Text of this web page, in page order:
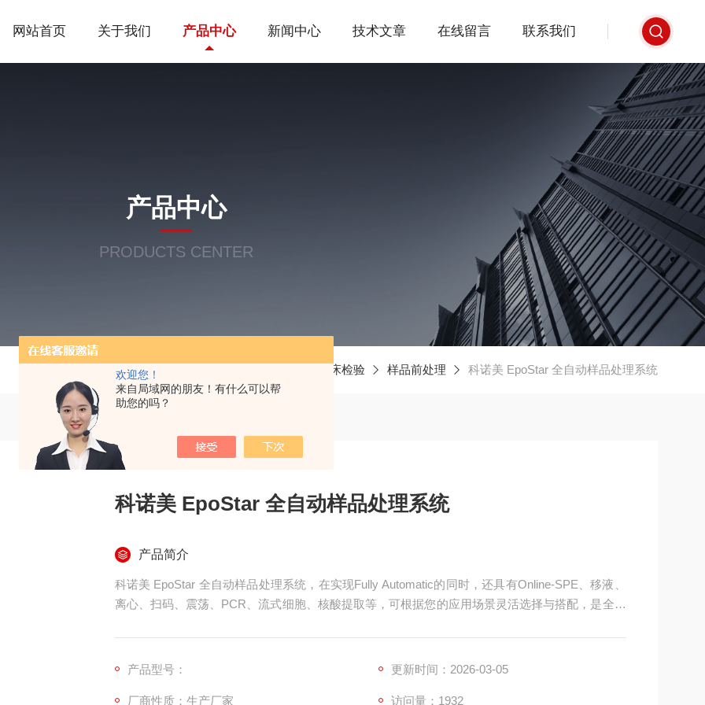
欢迎您！
来自局域网的朋友！有什么可以帮
助您的吗？
网站首页 关于我们 产品中心 新闻中心 技术文章 在线留言 联系我们
产品中心
PRODUCTS CENTER
当前位置：首页 精准医疗与临床检验 样品前处理 科诺美 EpoStar 全自动样品处理系统
科诺美 EpoStar 全自动样品处理系统
产品简介
科诺美 EpoStar 全自动样品处理系统，在实现Fully Automatic的同时，还具有Online-SPE、移液、
离心、扫码、震荡、PCR、流式细胞、核酸提取等，可根据您的应用场景灵活选择与搭配，是全自
产品型号： 更新时间：2026-03-05
厂商性质：生产厂家 访问量：1932